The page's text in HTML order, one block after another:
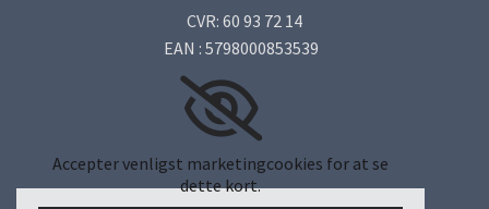
CVR: 60 93 72 14
EAN : 5798000853539
Accepter venligst marketingcookies for at se
dette kort.